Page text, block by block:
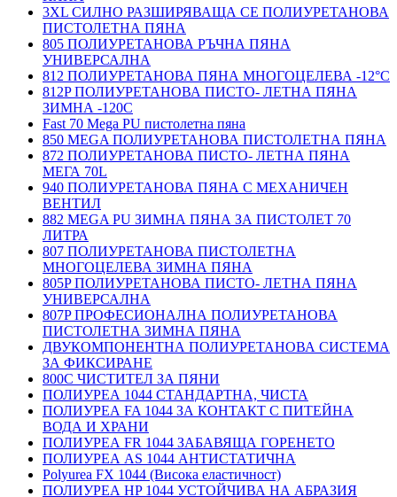
3XL СИЛНО РАЗШИРЯВАЩА СЕ ПОЛИУРЕТАНОВА
ПИСТОЛЕТНА ПЯНА
805 ПОЛИУРЕТАНОВА РЪЧНА ПЯНА
УНИВЕРСАЛНА
812 ПОЛИУРЕТАНОВА ПЯНА МНОГОЦЕЛЕВА -12°C
812P ПОЛИУРЕТАНОВА ПИСТО- ЛЕТНА ПЯНА
ЗИМНА -120С
Fast 70 Mega PU пистолетна пяна
850 MEGA ПОЛИУРЕТАНОВА ПИСТОЛЕТНА ПЯНА
872 ПОЛИУРЕТАНОВА ПИСТО- ЛЕТНА ПЯНА
МЕГА 70L
940 ПОЛИУРЕТАНОВА ПЯНА С МЕХАНИЧЕН
ВЕНТИЛ
882 MEGA PU ЗИМНА ПЯНА ЗА ПИСТОЛЕТ 70
ЛИТРА
807 ПОЛИУРЕТАНОВА ПИСТОЛЕТНА
МНОГОЦЕЛЕВА ЗИМНА ПЯНА
805P ПОЛИУРЕТАНОВА ПИСТО- ЛЕТНА ПЯНА
УНИВЕРСАЛНА
807P ПРОФЕСИОНАЛНА ПОЛИУРЕТАНОВА
ПИСТОЛЕТНА ЗИМНА ПЯНА
ДВУКОМПОНЕНТНА ПОЛИУРЕТАНОВА СИСТЕМА
ЗА ФИКСИРАНЕ
800C ЧИСТИТЕЛ ЗА ПЯНИ
ПОЛИУРЕА 1044 СТАНДАРТНА, ЧИСТА
ПОЛИУРЕА FA 1044 ЗА КОНТАКТ С ПИТЕЙНА
ВОДА И ХРАНИ
ПОЛИУРЕА FR 1044 ЗАБАВЯЩА ГОРЕНЕТО
ПОЛИУРЕА AS 1044 АНТИСТАТИЧНА
Polyurea FX 1044 (Висока еластичност)
ПОЛИУРЕА HP 1044 УСТОЙЧИВА НА АБРАЗИЯ